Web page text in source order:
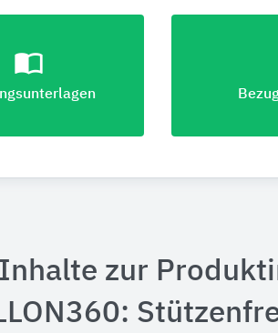
import_contacts
zur